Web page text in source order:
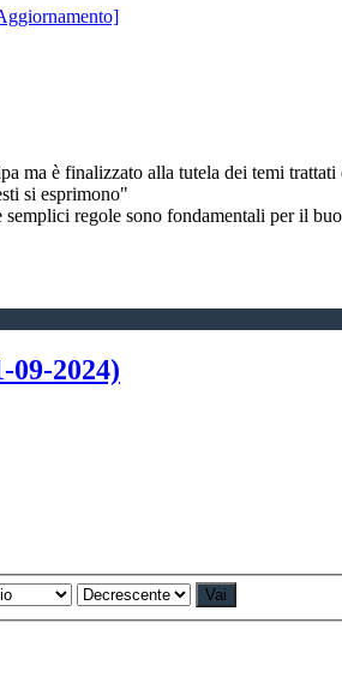
ma è finalizzato alla tutela dei temi trattati
si esprimono"
regole sono fondamentali per il
09-2024)